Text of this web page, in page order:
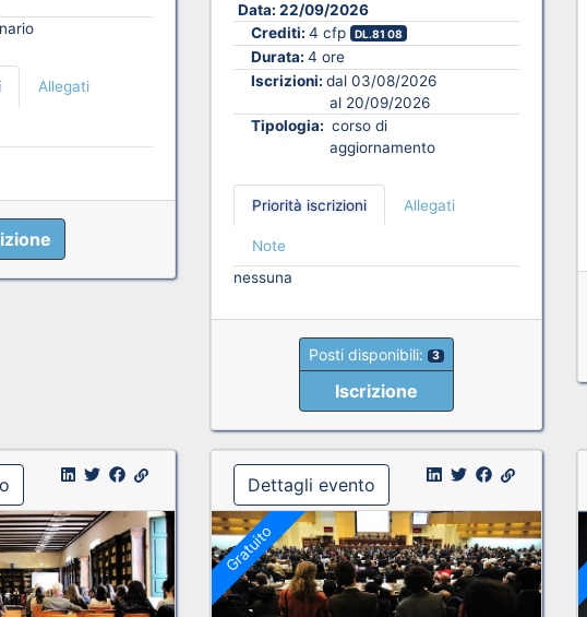
Allegati
Data: 22/09/2026
Crediti: 4 cfp DL.81 08
Durata: 4 ore
Iscrizioni: dal 03/08/2026
al 20/09/2026
Tipologia: corso di
aggiornamento
Priorità iscrizioni Allegati
Note
nessuna
Posti disponibili: 3
Iscrizione
Dettagli evento
Gratuito